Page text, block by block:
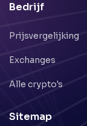
Bedrijf
Prijsvergelijking
Exchanges
Alle crypto's
Sitemap